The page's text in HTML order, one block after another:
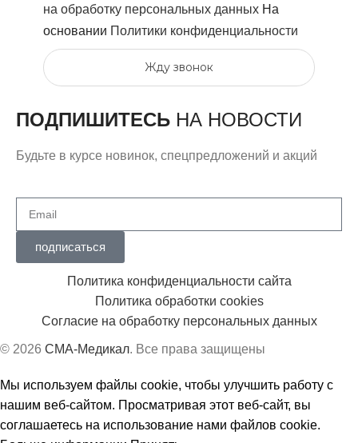
на обработку персональных данных На
основании Политики конфиденциальности
Жду звонок
ПОДПИШИТЕСЬ НА НОВОСТИ
Будьте в курсе новинок, спецпредложений и акций
подписаться
Политика конфиденциальности сайта
Политика обработки cookies
Согласие на обработку персональных данных
© 2026 СМА-Медикал. Все права защищены
Мы используем файлы cookie, чтобы улучшить работу с
нашим веб-сайтом. Просматривая этот веб-сайт, вы
соглашаетесь на использование нами файлов cookie.